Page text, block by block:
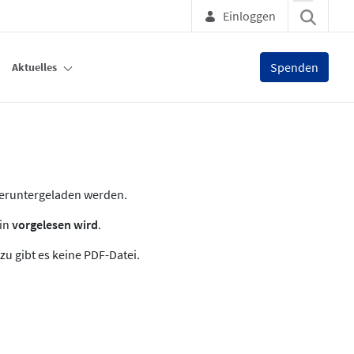
Einloggen
Aktuelles Spenden
werden.
vorgelesen wird.
gibt es keine PDF-Datei.